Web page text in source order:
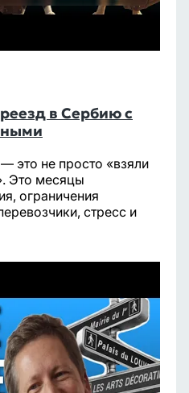
в Сербию с
это не просто «взяли
Это месяцы
ограничения
стресс и